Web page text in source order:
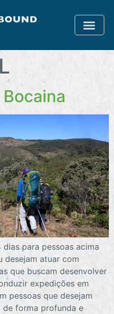
para pessoas acima
desejam atuar com
que buscam desenvolver
expedições em
pessoas que desejam
de forma profunda e